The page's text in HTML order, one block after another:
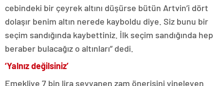
cebindeki bir çeyrek altını düşürse bütün Artvin’i dört
dolaşır benim altın nerede kayboldu diye. Siz bunu bir
seçim sandığında kaybettiniz. İlk seçim sandığında hep
beraber bulacağız o altınları” dedi.
‘Yalnız değilsiniz’
Emekliye 7 bin lira seyyanen zam önerisini yineleyen